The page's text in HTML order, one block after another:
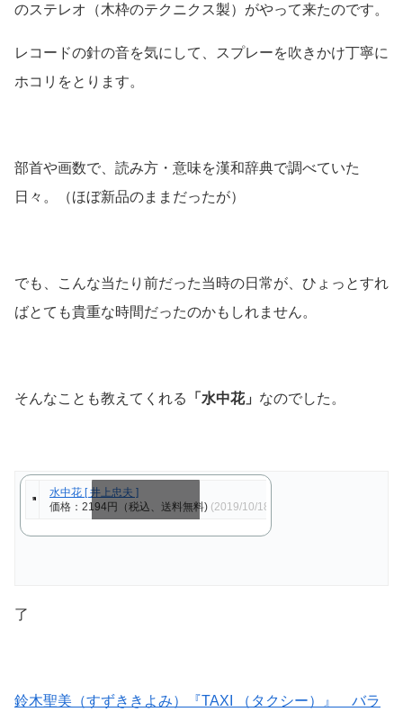
のステレオ（木枠のテクニクス製）がやって来たのです。
レコードの針の音を気にして、スプレーを吹きかけ丁寧に
ホコリをとります。
部首や画数で、読み方・意味を漢和辞典で調べていた
日々。（ほぼ新品のままだったが）
でも、こんな当たり前だった当時の日常が、ひょっとすれ
ばとても貴重な時間だったのかもしれません。
そんなことも教えてくれる 「水中花」 なのでした。
水中花 [ 井上忠夫 ]
価格：2194円（税込、送料無料) (2019/10/18時点)
了
鈴木聖美（すずききよみ）『TAXI （タクシー）』 バラ